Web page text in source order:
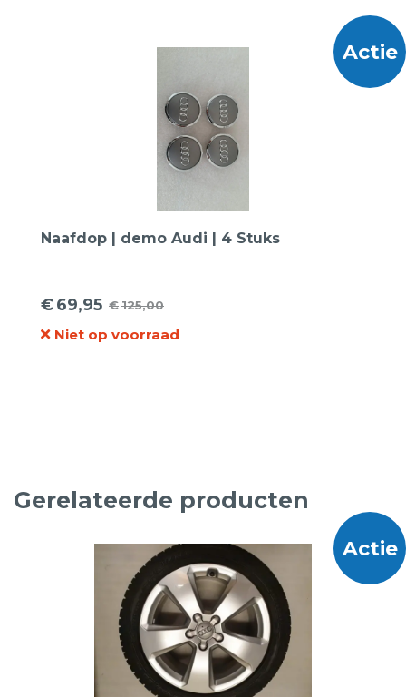
Actie
Naafdop | demo Audi | 4 Stuks
€125,00
Oorspronkelijke
prijs
€69,95
Huidige
prijs
Niet op voorraad
Gerelateerde producten
Actie